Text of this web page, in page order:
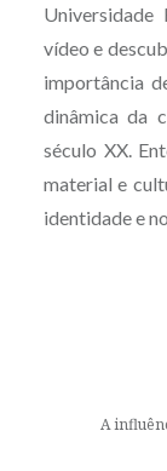
Universidade
vídeo e
importância
dinâmica da
século XX.
material e
identidade e
A